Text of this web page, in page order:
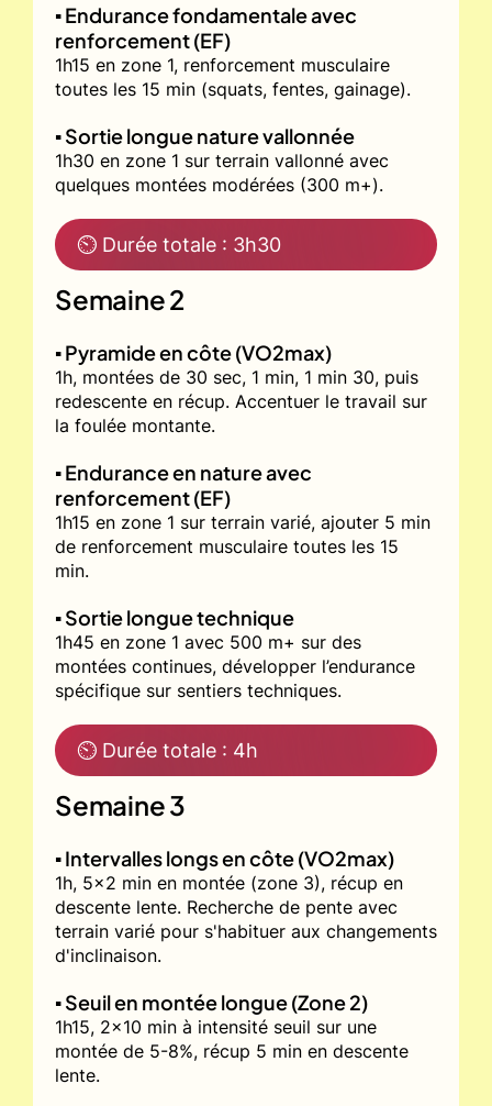
▪️ Endurance fondamentale avec
renforcement (EF)
1h15 en zone 1, renforcement musculaire
toutes les 15 min (squats, fentes, gainage).
▪️ Sortie longue nature vallonnée
1h30 en zone 1 sur terrain vallonné avec
quelques montées modérées (300 m+).
⏲ Durée totale : 3h30
Semaine 2
▪️ Pyramide en côte (VO2max)
1h, montées de 30 sec, 1 min, 1 min 30, puis
redescente en récup. Accentuer le travail sur
la foulée montante.
▪️ Endurance en nature avec
renforcement (EF)
1h15 en zone 1 sur terrain varié, ajouter 5 min
de renforcement musculaire toutes les 15
min.
▪️ Sortie longue technique
1h45 en zone 1 avec 500 m+ sur des
montées continues, développer l’endurance
spécifique sur sentiers techniques.
⏲ Durée totale : 4h
Semaine 3
▪️ Intervalles longs en côte (VO2max)
1h, 5x2 min en montée (zone 3), récup en
descente lente. Recherche de pente avec
terrain varié pour s'habituer aux changements
d'inclinaison.
▪️ Seuil en montée longue (Zone 2)
1h15, 2x10 min à intensité seuil sur une
montée de 5-8%, récup 5 min en descente
lente.